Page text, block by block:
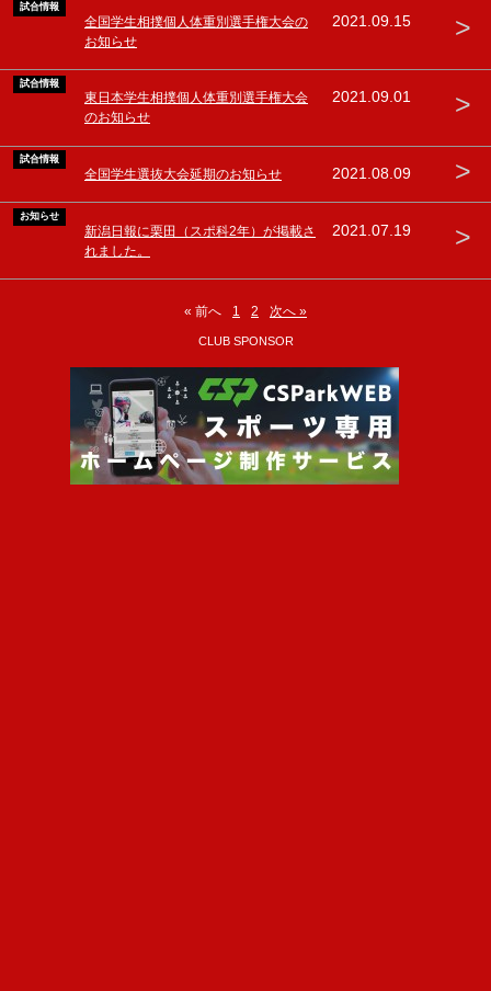
試合情報
全国学生相撲個人体重別選手権大会の
お知らせ
2021.09.15 >
試合情報
東日本学生相撲個人体重別選手権大会
のお知らせ
2021.09.01 >
試合情報
全国学生選抜大会延期のお知らせ 2021.08.09 >
お知らせ
新潟日報に栗田（スポ科2年）が掲載さ
れました。
2021.07.19 >
« 前へ 1 2 次へ »
CLUB SPONSOR